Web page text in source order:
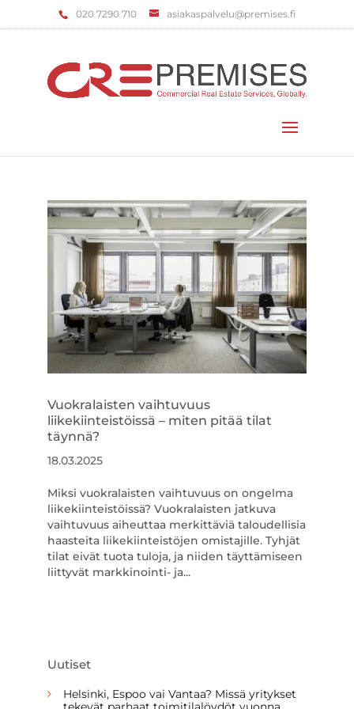
‌020 7290 710 asiakaspalvelu@premises.fi
Vuokralaisten vaihtuvuus
liikekiinteistöissä – miten pitää tilat
täynnä?
18.03.2025
Miksi vuokralaisten vaihtuvuus on ongelma
liikekiinteistöissä? Vuokralaisten jatkuva
vaihtuvuus aiheuttaa merkittäviä taloudellisia
haasteita liikekiinteistöjen omistajille. Tyhjät
tilat eivät tuota tuloja, ja niiden täyttämiseen
liittyvät markkinointi- ja...
Uutiset
Helsinki, Espoo vai Vantaa? Missä yritykset